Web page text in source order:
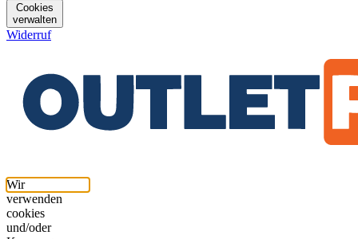
Cookies
verwalten
Widerruf
Wir
verwenden
cookies
und/oder